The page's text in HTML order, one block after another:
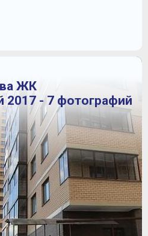
ЖК
2017 - 7 фотографий